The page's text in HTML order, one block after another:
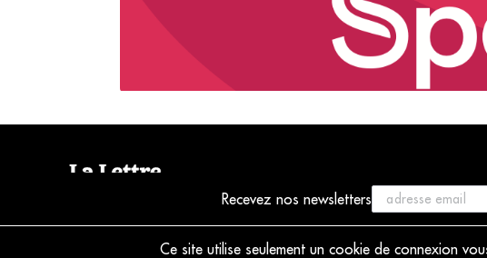
Recevez nos newsletters
Ce site utilise seulement un cookie de connexion